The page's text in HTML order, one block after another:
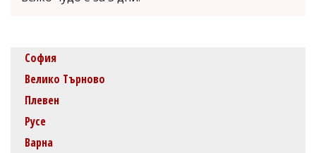
София
Велико Търново
Плевен
Русе
Варна